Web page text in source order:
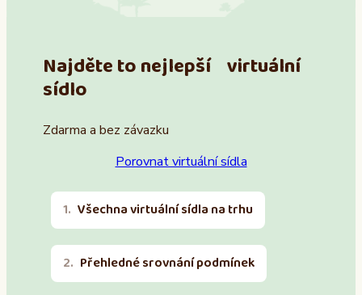
Najděte to nejlepší virtuální
sídlo
Zdarma a bez závazku
Porovnat virtuální sídla
Všechna virtuální sídla na trhu
Přehledné srovnání podmínek